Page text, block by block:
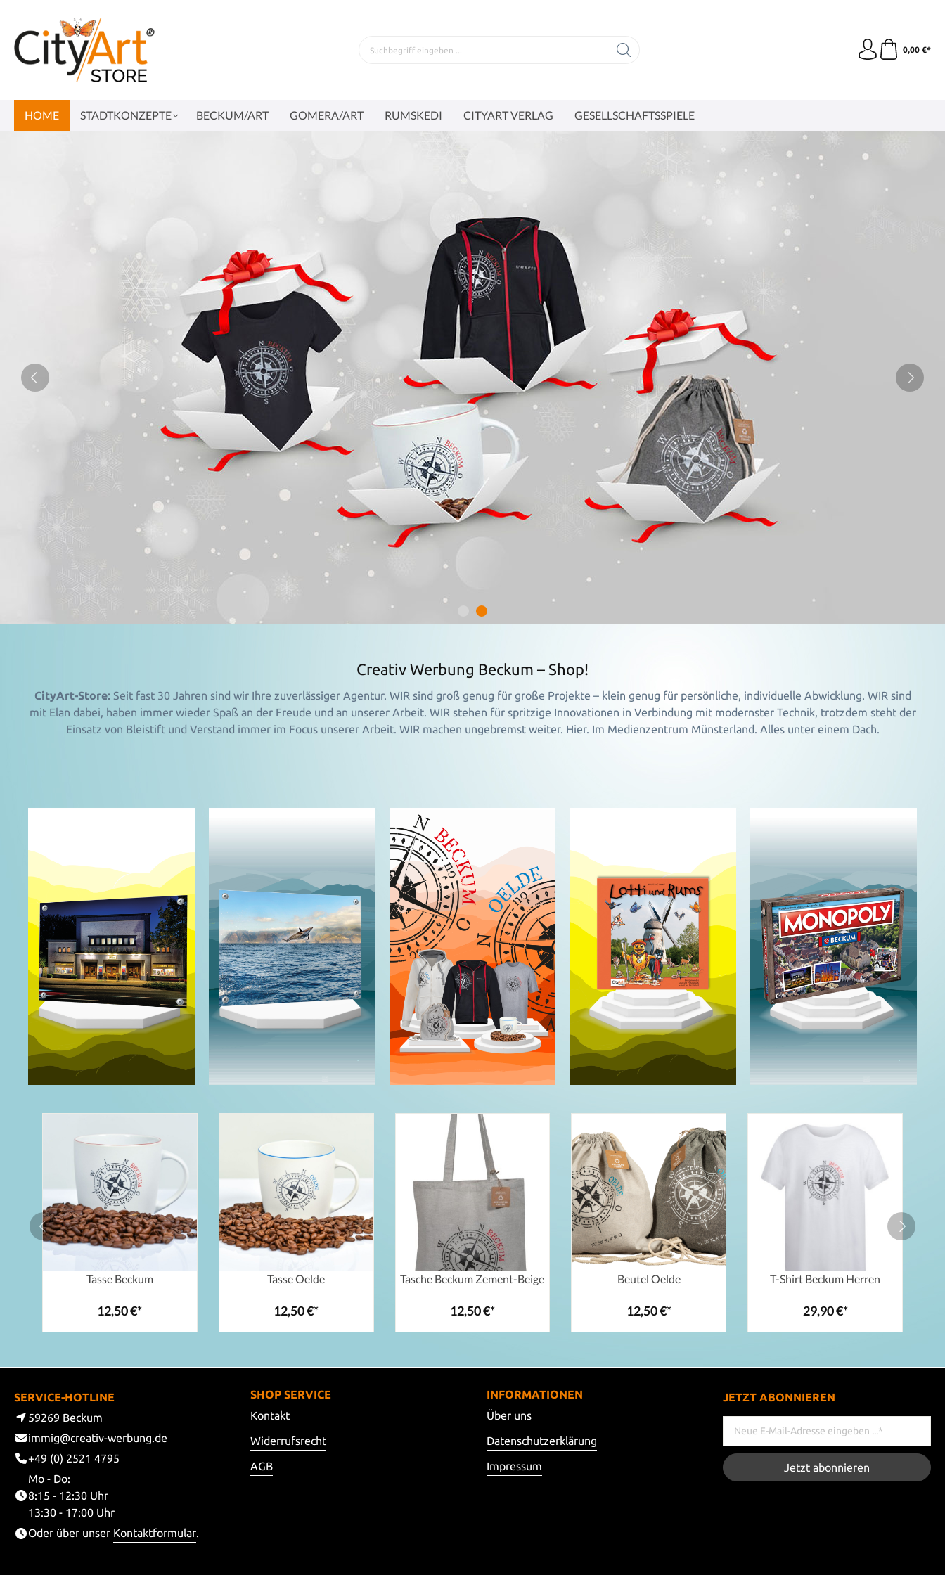
0,00 €*
HOME STADTKONZEPTE BECKUM/ART GOMERA/ART RUMSKEDI CITYART VERLAG GESELLSCHAFTSSPIELE
Creativ Werbung Beckum – Shop!
CityArt-Store:Seit fast 30 Jahren sind wir Ihre zuverlässiger Agentur. WIR sind groß genug für große Projekte – klein genug für persönliche, individuelle Abwicklung. WIR sind
mit Elan dabei, haben immer wieder Spaß an der Freude und an unserer Arbeit. WIR stehen für spritzige Innovationen in Verbindung mit modernster Technik, trotzdem steht der
Einsatz von Bleistift und Verstand immer im Focus unserer Arbeit. WIR machen ungebremst weiter. Hier. Im Medienzentrum Münsterland. Alles unter einem Dach.
Tasse Beckum
12,50 €*
Tasse Oelde
12,50 €*
Tasche Beckum Zement-Beige
12,50 €*
Beutel Oelde
12,50 €*
T-Shirt Beckum Herren
29,90 €*
SERVICE-HOTLINE
59269 Beckum
immig@creativ-werbung.de
+49 (0) 2521 4795
Mo - Do:
8:15 - 12:30 Uhr
13:30 - 17:00 Uhr
Oder über unser Kontaktformular.
SHOP SERVICE
Kontakt
Widerrufsrecht
AGB
INFORMATIONEN
Über uns
Datenschutzerklärung
Impressum
JETZT ABONNIEREN
Jetzt abonnieren